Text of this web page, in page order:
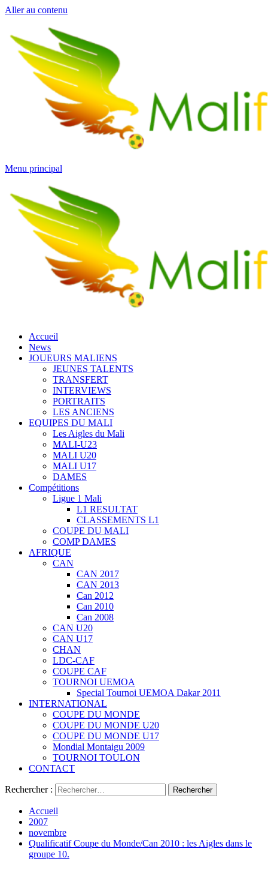
Aller au contenu
Menu principal
Accueil
News
JOUEURS MALIENS
JEUNES TALENTS
TRANSFERT
INTERVIEWS
PORTRAITS
LES ANCIENS
EQUIPES DU MALI
Les Aigles du Mali
MALI-U23
MALI U20
MALI U17
DAMES
Compétitions
Ligue 1 Mali
L1 RESULTAT
CLASSEMENTS L1
COUPE DU MALI
COMP DAMES
AFRIQUE
CAN
CAN 2017
CAN 2013
Can 2012
Can 2010
Can 2008
CAN U20
CAN U17
CHAN
LDC-CAF
COUPE CAF
TOURNOI UEMOA
Special Tournoi UEMOA Dakar 2011
INTERNATIONAL
COUPE DU MONDE
COUPE DU MONDE U20
COUPE DU MONDE U17
Mondial Montaigu 2009
TOURNOI TOULON
CONTACT
Rechercher :
Accueil
2007
novembre
Qualificatif Coupe du Monde/Can 2010 : les Aigles dans le
groupe 10.